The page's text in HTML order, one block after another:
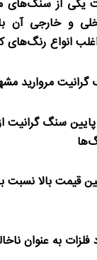
یکی از سنگ‌های
و خارجی آن
انواع رنگ‌های
مروارید
پایین سنگ گرانیت
قیمت بالا
فلزات به عنوان